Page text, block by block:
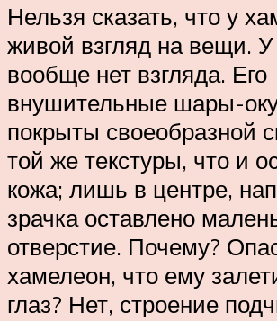
Нельзя сказать, что у
живой взгляд на вещи. У
вообще нет взгляда. Его
внушительные шары-
покрыты своеобразной
той же текстуры, что и
кожа; лишь в центре,
зрачка оставлено
отверстие. Почему?
хамелеон, что ему
глаз? Нет, строение